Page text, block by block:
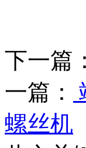
下一篇：
一篇：
螺丝机